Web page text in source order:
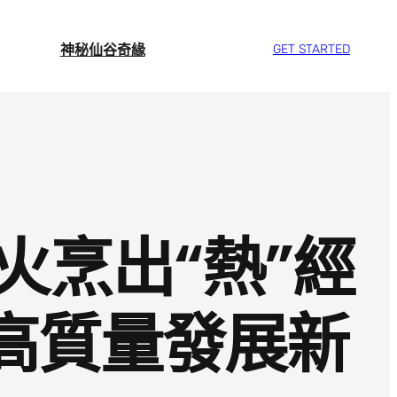
神秘仙谷奇緣 GET STARTED
烹出“熱”經
質量發展新